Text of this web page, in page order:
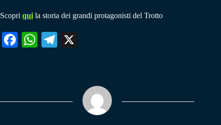
Scopri qui la storia dei grandi protagonisti del Trotto
Fa W
pp
Te
m